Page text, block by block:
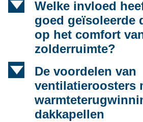
d
Welke invloed
goed geïsoleerde
op het comfort
zolderruimte?
d
De voordelen van
ventilatieroosters
dakkapellen